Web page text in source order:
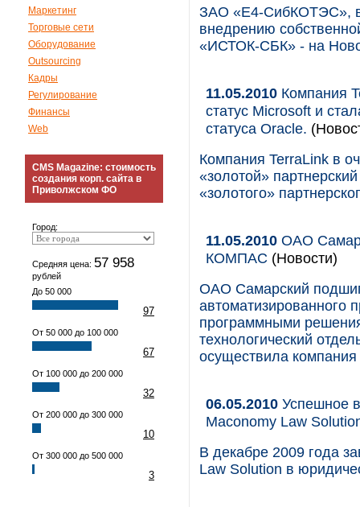
Маркетинг
Торговые сети
Оборудование
Outsourcing
Кадры
Регулирование
Финансы
Web
CMS Magazine: стоимость
создания корп. сайта в
Приволжском ФО
Город:
Средняя цена: 57 958
рублей
До 50 000
97
От 50 000 до 100 000
67
От 100 000 до 200 000
32
От 200 000 до 300 000
10
От 300 000 до 500 000
3
ЗАО «Е4-СибКОТЭС»,
внедрению
«ИСТОК-СБК» - на
11.05.2010 Компания
статус Microsoft и
статуса Oracle.
Компания TerraLink в
«золотой»
«золотого»
11.05.2010 ОАО
КОМПАС (Новости)
ОАО Самарский
автоматизированного
программными
технологический
осуществила
06.05.2010 Успешное
Maconomy Law
В декабре 2009 года
Law Solution в